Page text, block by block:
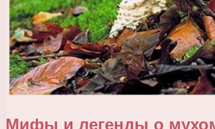
Мифы и легенды о